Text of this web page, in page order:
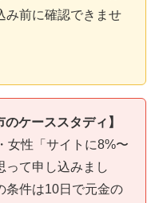
み前に確認できませ
ケーススタディ】
女性「サイトに8%〜
って申し込みまし
条件は10日で元金の